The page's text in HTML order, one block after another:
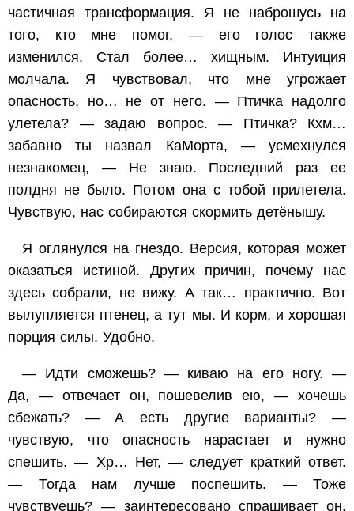
частичная трансформация. Я не наброшусь на
того, кто мне помог, — его голос также
изменился. Стал более… хищным. Интуиция
молчала. Я чувствовал, что мне угрожает
опасность, но… не от него. — Птичка надолго
улетела? — задаю вопрос. — Птичка? Кхм…
забавно ты назвал КаМорта, — усмехнулся
незнакомец, — Не знаю. Последний раз ее
полдня не было. Потом она с тобой прилетела.
Чувствую, нас собираются скормить детёнышу.
Я оглянулся на гнездо. Версия, которая может
оказаться истиной. Других причин, почему нас
здесь собрали, не вижу. А так… практично. Вот
вылупляется птенец, а тут мы. И корм, и хорошая
порция силы. Удобно.
— Идти сможешь? — киваю на его ногу. —
Да, — отвечает он, пошевелив ею, — хочешь
сбежать? — А есть другие варианты? —
чувствую, что опасность нарастает и нужно
спешить. — Хр… Нет, — следует краткий ответ.
— Тогда нам лучше поспешить. — Тоже
чувствуешь? — заинтересовано спрашивает он,